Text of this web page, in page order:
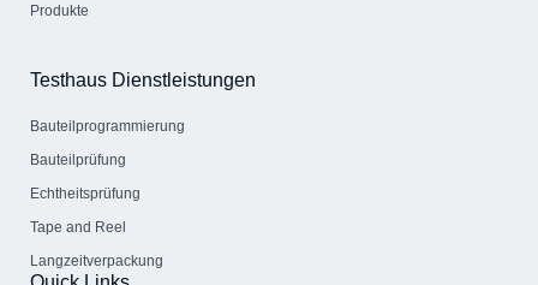
Produkte
Testhaus Dienstleistungen
Bauteil­programmierung
Bauteilprüfung
Echtheitsprüfung
Tape and Reel
Langzeitverpackung